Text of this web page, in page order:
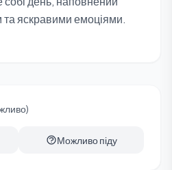
яскравими емоціями.
Можливо піду